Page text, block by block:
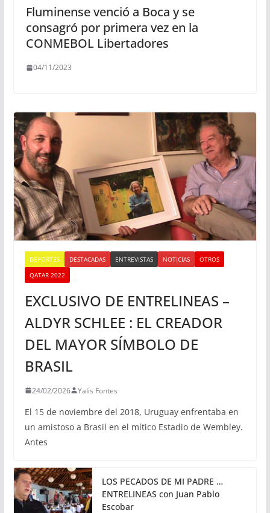
Fluminense venció a Boca y se
consagró por primera vez en la
CONMEBOL Libertadores
04/11/2023
DEPORTES DESTACADAS ENTREVISTAS NOTICIAS
OTROS
QATAR 2022
EXCLUSIVO DE ENTRELINEAS –
ALDYR SCHLEE : EL CREADOR
DEL MAYOR SÍMBOLO DE
BRASIL
24/02/2026 Yalis Fontes
El 15 de noviembre del 2018, Uruguay enfrentaba en
un amistoso a Brasil en el mítico Estadio de Wembley.
Antes
LOS PECADOS DE MI PADRE …
ENTRELINEAS con Juan Pablo
Escobar